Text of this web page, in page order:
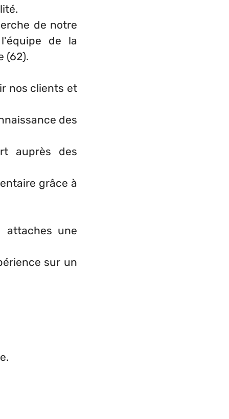
de notre
de la
(62).
nos clients et
des
auprès des
grâce à
attaches une
sur un